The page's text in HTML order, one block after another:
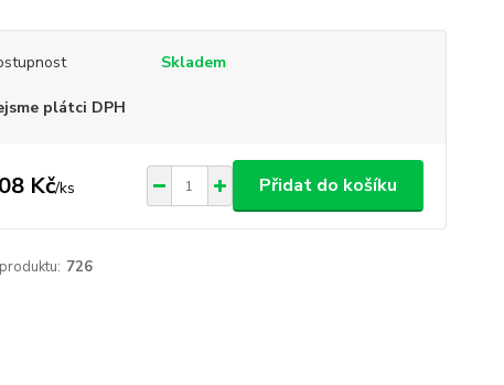
Skladem
plátci DPH
Kč/ks Přidat do košíku
726